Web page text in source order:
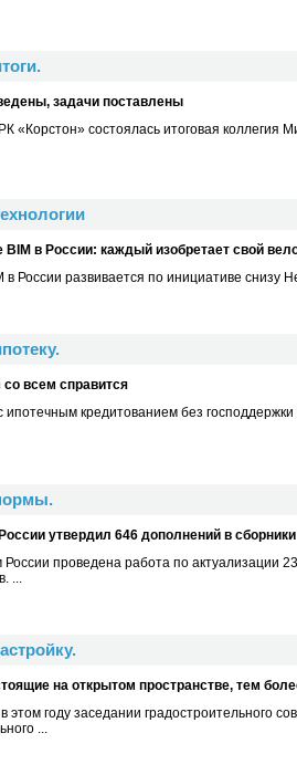
задачи поставлены
«Корстон» состоялась итоговая коллегия
BIM в России: каждый изобретает свой
в России развивается по инициативе снизу
всем справится
ипотечным кредитованием без
утвердил 646 дополнений в
России проведена работа по актуализации
...
на открытом пространстве, тем
этом году заседании градостроительного
...